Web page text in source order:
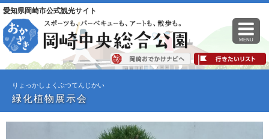
愛知県岡崎市公式観光サイト
MENU
りょっかしょくぶつてんじかい
緑化植物展示会